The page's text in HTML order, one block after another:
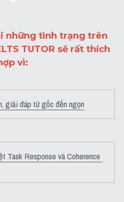
những tình trạng trên
TUTOR sẽ rất thích
vì:
giải đáp từ gốc đến ngọn
Task Response và Coherence